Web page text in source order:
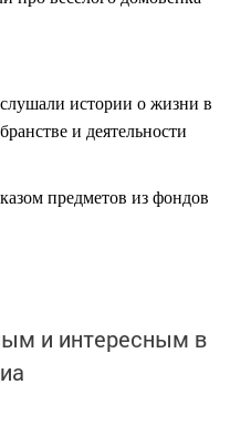
истории о жизни в
и деятельности
предметов из фондов
и интересным в